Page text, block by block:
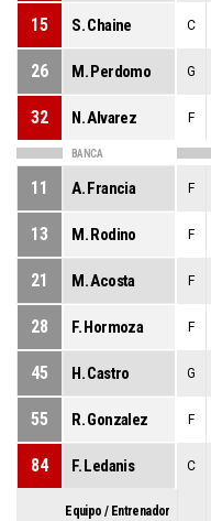
15 S. Chaine C
26 M. Perdomo G
32 N. Alvarez F
BANCA
11 A. Francia F
13 M. Rodino F
21 M. Acosta F
28 F. Hormoza F
45 H. Castro G
55 R. Gonzalez F
84 F. Ledanis C
Equipo / Entrenador